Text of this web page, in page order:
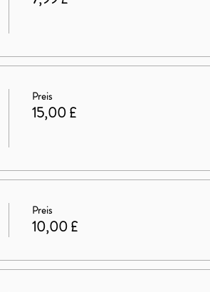
Preis
15,00 £
Preis
10,00 £